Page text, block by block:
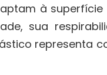
à
sua
representa